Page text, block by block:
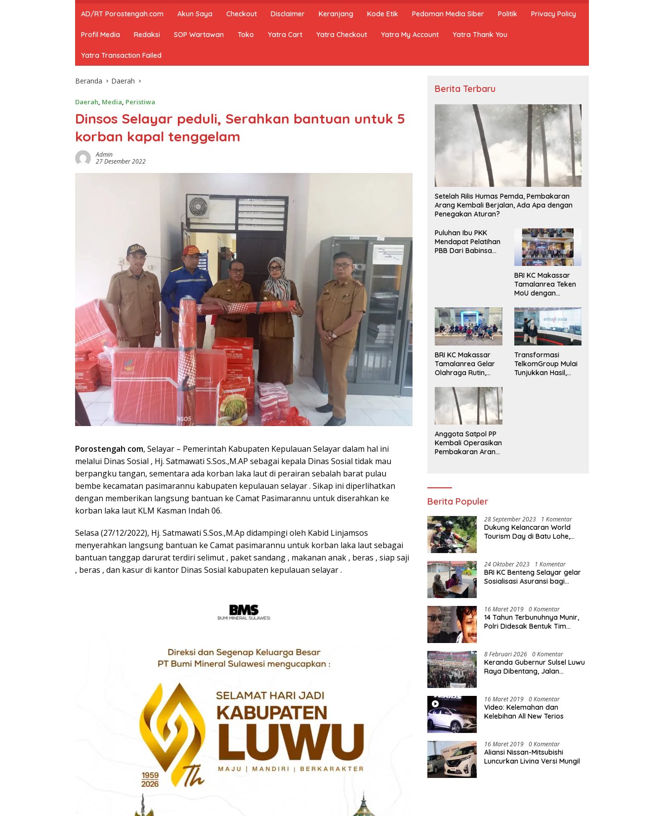
AD/RT Porostengah.com Akun Saya Checkout Disclaimer Keranjang Kode Etik Pedoman Media Siber Politik Privacy Policy
Profil Media Redaksi SOP Wartawan Toko Yatra Cart Yatra Checkout Yatra My Account Yatra Thank You
Yatra Transaction Failed
Beranda Daerah
Daerah, Media, Peristiwa
Dinsos Selayar peduli, Serahkan bantuan untuk 5
korban kapal tenggelam
Admin
27 Desember 2022
Porostengah com, Selayar – Pemerintah Kabupaten Kepulauan Selayar dalam hal ini
melalui Dinas Sosial , Hj. Satmawati S.Sos.,M.AP sebagai kepala Dinas Sosial tidak mau
berpangku tangan, sementara ada korban laka laut di perairan sebalah barat pulau
bembe kecamatan pasimarannu kabupaten kepulauan selayar . Sikap ini diperlihatkan
dengan memberikan langsung bantuan ke Camat Pasimarannu untuk diserahkan ke
korban laka laut KLM Kasman Indah 06.
Selasa (27/12/2022), Hj. Satmawati S.Sos.,M.Ap didampingi oleh Kabid Linjamsos
menyerahkan langsung bantuan ke Camat pasimarannu untuk korban laka laut sebagai
bantuan tanggap darurat terdiri selimut , paket sandang , makanan anak , beras , siap saji
, beras , dan kasur di kantor Dinas Sosial kabupaten kepulauan selayar .
Berita Terbaru
Setelah Rilis Humas Pemda, Pembakaran
Arang Kembali Berjalan, Ada Apa dengan
Penegakan Aturan?
Puluhan Ibu PKK
Mendapat Pelatihan
PBB Dari Babinsa
BRI KC Makassar
Tamalanrea Teken
MoU dengan
Ujung Pandang
Perkuat Layanan
Perbankan
BRI KC Makassar
Tamalanrea Gelar
Olahraga Rutin,
Kekompakan dan
Budaya Kerja Sehat
Transformasi
TelkomGroup Mulai
Tunjukkan Hasil,
Anggota Satpol PP
Kembali Operasikan
Pembakaran Arang,
Berita Populer
28 September 2023 1 Komentar
Dukung Kelancaran World
Tourism Day di Batu Lohe,
Motor Dinas
24 Oktober 2023 1 Komentar
BRI KC Benteng Selayar gelar
Sosialisasi Asuransi bagi
16 Maret 2019 0 Komentar
14 Tahun Terbunuhnya Munir,
Polri Didesak Bentuk Tim
8 Februari 2026 0 Komentar
Keranda Gubernur Sulsel Luwu
Raya Dibentang, Jalan
16 Maret 2019 0 Komentar
Video: Kelemahan dan
Kelebihan All New Terios
16 Maret 2019 0 Komentar
Aliansi Nissan-Mitsubishi
Luncurkan Livina Versi Mungil